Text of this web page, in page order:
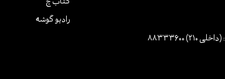
88333600
رادیو گوشه